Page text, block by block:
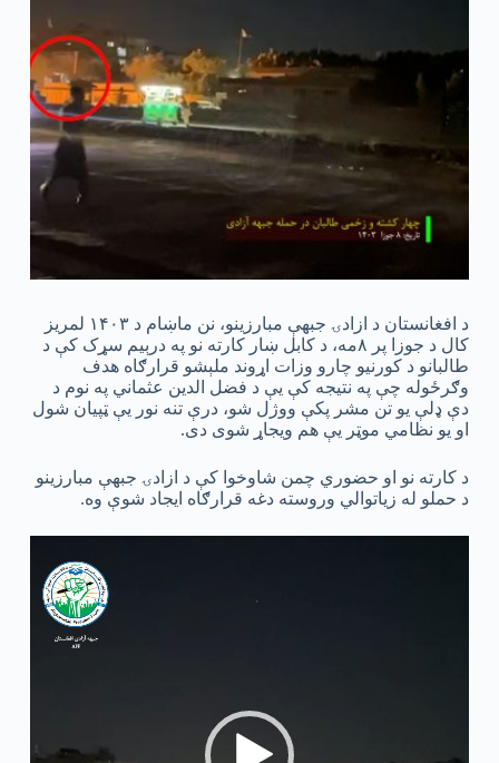
د افغانستان د ازادۍ جبهې مبارزینو، نن ماښام د ۱۴۰۳ لمریز
کال د جوزا پر ۸مه، د کابل ښار کارته نو په درېیم سړک کې د
طالبانو د کورنیو چارو وزات اړوند ملېشو قرارګاه هدف
وګرځوله چې په نتیجه کې یې د فضل الدین عثماني په نوم د
دې ډلې یو تن مشر پکې ووژل شو، درې تنه نور یې ټپیان شول
او یو نظامي موټر یې هم ویجاړ شوی دی.
د کارته نو او حضوري چمن شاوخوا کې د ازادۍ جبهې مبارزینو
د حملو له زیاتوالي وروسته دغه قرارګاه ایجاد شوې وه.